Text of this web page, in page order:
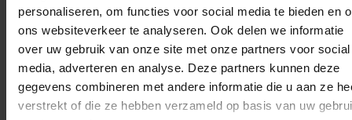
personaliseren, om functies voor social media te bieden en
ons websiteverkeer te analyseren. Ook delen we informatie
over uw gebruik van onze site met onze partners voor social
media, adverteren en analyse. Deze partners kunnen deze
gegevens combineren met andere informatie die u aan ze
verstrekt of die ze hebben verzameld op basis van uw
Bestrijding en preventie in huis
Is er ongedierte in of om uw huis? Dat is echt iets om de